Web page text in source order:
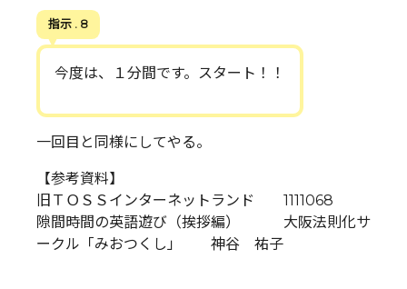
指示 . 8
今度は、１分間です。スタート！！
一回目と同様にしてやる。
【参考資料】
旧ＴＯＳＳインターネットランド 1111068
隙間時間の英語遊び（挨拶編） 大阪法則化サ
ークル「みおつくし」 神谷 祐子